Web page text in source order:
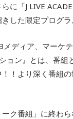
に「J LIVE
した限定プログラ
メディア、マーケ
ョン』とは、番組
！より深く番組
ーク番組」に終わ